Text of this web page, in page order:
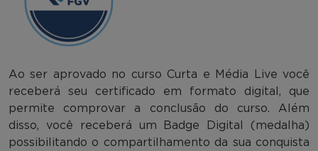
Ao ser aprovado no curso Curta e Média Live você
receberá seu certificado em formato digital, que
permite comprovar a conclusão do curso. Além
disso, você receberá um Badge Digital (medalha)
possibilitando o compartilhamento da sua conquista